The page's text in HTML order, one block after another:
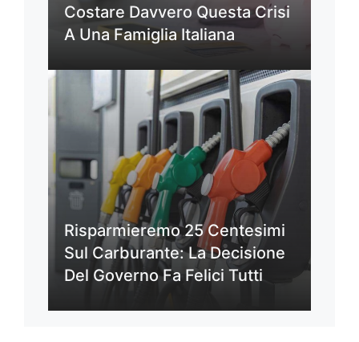
Costare Davvero Questa Crisi
A Una Famiglia Italiana
Risparmieremo 25 Centesimi
Sul Carburante: La Decisione
Del Governo Fa Felici Tutti